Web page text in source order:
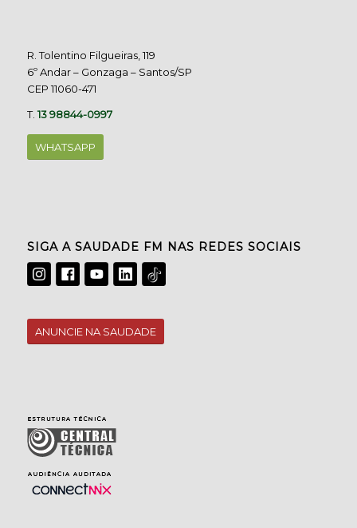
R. Tolentino Filgueiras, 119
6º Andar – Gonzaga – Santos/SP
CEP 11060-471
T.13 98844-0997
WHATSAPP
SIGA A SAUDADE FM NAS REDES SOCIAIS
ANUNCIE NA SAUDADE